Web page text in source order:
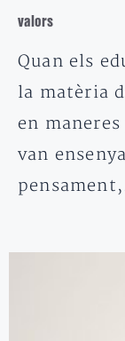
valors
Quan els
la matèria
en
van